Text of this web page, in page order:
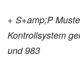
+ S+amp;P
Kontrollsystem
und 983